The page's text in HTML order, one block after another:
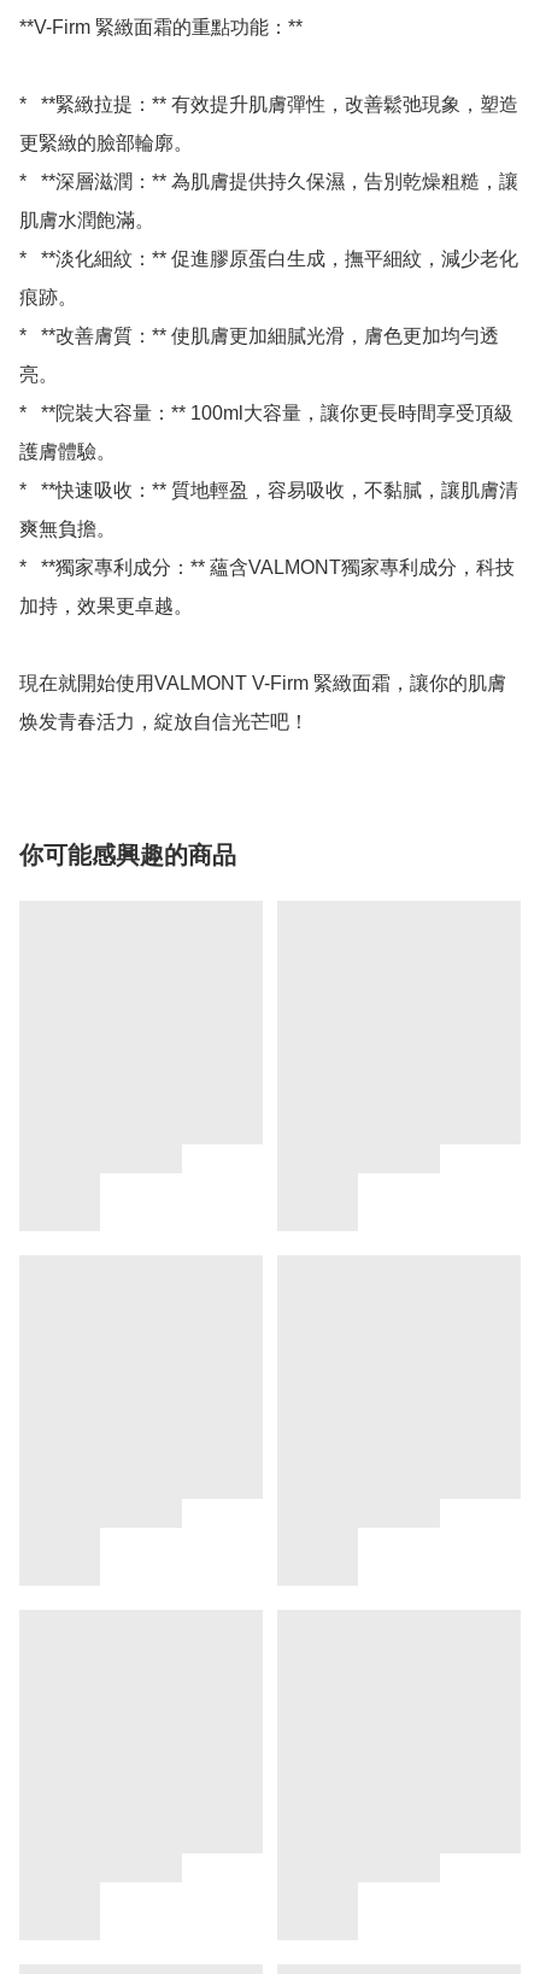
**V-Firm 緊緻面霜的重點功能：**
*   **緊緻拉提：** 有效提升肌膚彈性，改善鬆弛現象，塑造
更緊緻的臉部輪廓。
*   **深層滋潤：** 為肌膚提供持久保濕，告別乾燥粗糙，讓
肌膚水潤飽滿。
*   **淡化細紋：** 促進膠原蛋白生成，撫平細紋，減少老化
痕跡。
*   **改善膚質：** 使肌膚更加細膩光滑，膚色更加均勻透
亮。
*   **院裝大容量：** 100ml大容量，讓你更長時間享受頂級
護膚體驗。
*   **快速吸收：** 質地輕盈，容易吸收，不黏膩，讓肌膚清
爽無負擔。
*   **獨家專利成分：** 蘊含VALMONT獨家專利成分，科技
加持，效果更卓越。
現在就開始使用VALMONT V-Firm 緊緻面霜，讓你的肌膚
你可能感興趣的商品